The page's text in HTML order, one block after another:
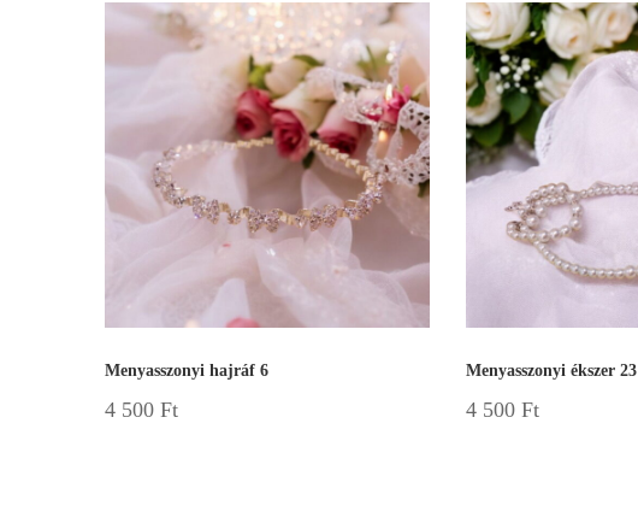
Menyasszonyi hajráf 6
4 500 Ft
Menyasszonyi ékszer 23
4 500 Ft